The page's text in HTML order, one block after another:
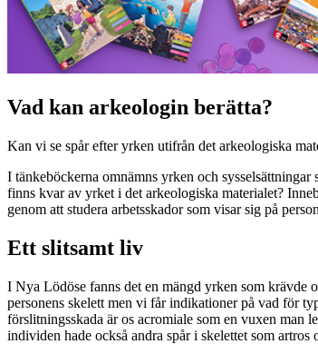
Vad kan arkeologin berätta?
Kan vi se spår efter yrken utifrån det arkeologiska
I tänkeböckerna omnämns yrken och
finns kvar av yrket i det arkeologiska materialet?
genom att studera arbetsskador som visar sig på
Ett slitsamt liv
I Nya Lödöse fanns det en mängd yrken som krävde
personens skelett men vi får indikationer på vad för
förslitningsskada är os acromiale som en vuxen man
individen hade också andra spår i skelettet som